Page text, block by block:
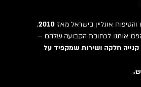
אונליין בישראל מאז2010
.
אותנו לכתובת הקבועה שלהם –
חלקה ושירות שמקפיד על